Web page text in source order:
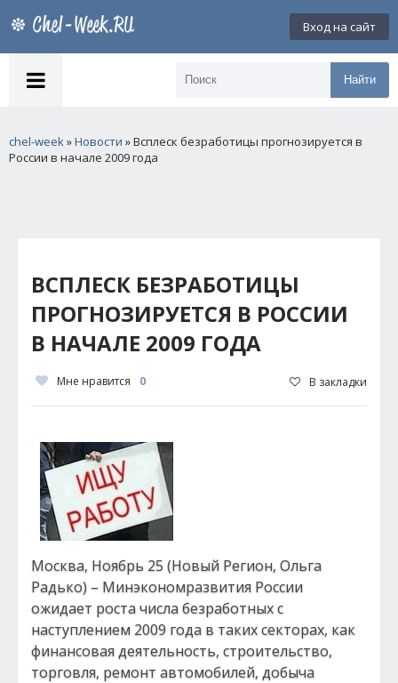
Вход на сайт
Найти
chel-week»Новости » Всплеск безработицы прогнозируется в
России в начале 2009 года
ВСПЛЕСК БЕЗРАБОТИЦЫ
ПРОГНОЗИРУЕТСЯ В РОССИИ
В НАЧАЛЕ 2009 ГОДА
Мне нравится 0 В закладки
Москва, Ноябрь 25 (Новый Регион, Ольга
Радько) – Минэкономразвития России
ожидает роста числа безработных с
наступлением 2009 года в таких секторах, как
финансовая деятельность, строительство,
торговля, ремонт автомобилей, добыча